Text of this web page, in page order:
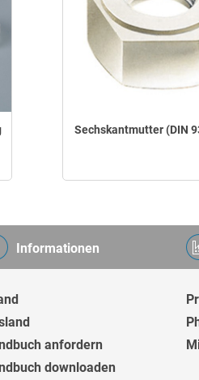
Sechskantmutter (DIN
Informationen
anfordern
downloaden